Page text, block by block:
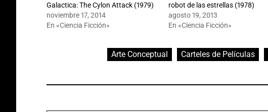
Galactica: The Cylon Attack (1979)
noviembre 17, 2014
En «Ciencia Ficción»
robot de las estrellas (1978)
agosto 19, 2013
En «Ciencia Ficción»
Arte Conceptual Carteles de Películas